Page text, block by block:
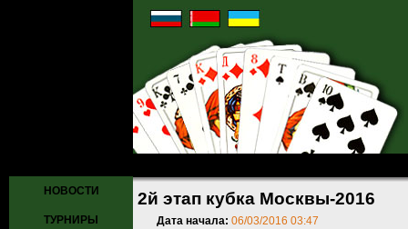
НОВОСТИ
ТУРНИРЫ
2й этап кубка Москвы-2016
Дата начала: 06/03/2016 03:47